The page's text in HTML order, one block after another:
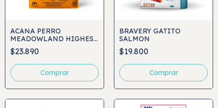
ACANA PERRO
MEADOWLAND HIGHEST
PROTEIN
$23.890
Comprar
BRAVERY GATITO
SALMON
$19.800
Comprar